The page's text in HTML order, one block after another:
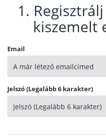
1.
kiszemelt
Email
Jelszó (Legalább 6 karakter)